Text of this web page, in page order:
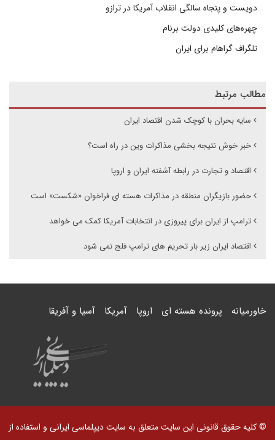
دویست و پنجاه سالگی انقلاب آمریکا در ترازو
چهره‌های کلیدی دولت برنام
تلگراف گراهام برای ایران
مطالب مرتبط
سایه بحران با کوچک شدن اقتصاد ایران
خبر خوش نتیجه بخشی مذاکرات وین در راه است؟
اقتصاد و تجارت در رابطه آشفته ایران و اروپا
حضور بازیگران منطقه در مذاکرات هسته ای فراخوان «شکست» است
ترامپ از ایران برای پیروزی در انتخابات آمریکا کمک می خواهد
اقتصاد ایران زیر بار تحریم های ترامپ فلج نمی شود
خاورمیانه پرونده هسته ای اروپا آمریکا آسیا و آفریقا
© کلیه حقوق قانونی این سایت متعلق به سایت دیپلماسی ایرانی و استفاده از